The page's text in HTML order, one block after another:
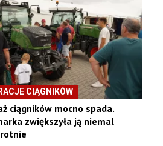
CIĄGNIKÓW
ciągników mocno spada.
zwiększyła ją niemal